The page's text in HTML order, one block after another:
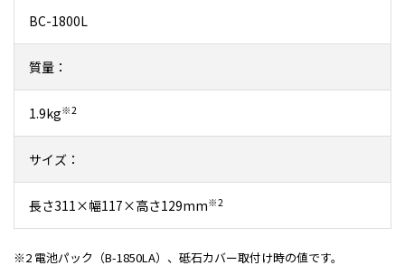
BC-1800L
質量：
1.9kg※2
サイズ：
長さ311×幅117×高さ129mm※2
※2 電池パック（B-1850LA）、砥石カバー取付け時の値です。